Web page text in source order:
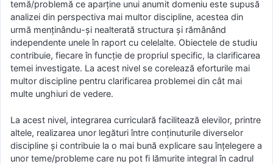
temă/problemă ce aparţine unui anumit domeniu este supusă
analizei din perspectiva mai multor discipline, acestea din
urmă menţinându-şi nealterată structura şi rămânând
independente unele în raport cu celelalte. Obiectele de studiu
contribuie, fiecare în funcţie de propriul specific, la clarificarea
temei investigate. La acest nivel se corelează eforturile mai
multor discipline pentru clarificarea problemei din cât mai
multe unghiuri de vedere.
La acest nivel, integrarea curriculară facilitează elevilor, printre
altele, realizarea unor legături între conţinuturile diverselor
discipline şi contribuie la o mai bună explicare sau înţelegere a
unor teme/probleme care nu pot fi lămurite integral în cadrul